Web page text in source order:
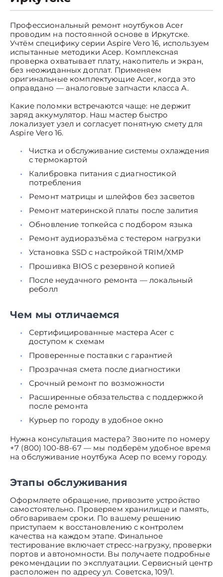
Профессиональный ремонт ноутбуков Acer
проводим на постоянной основе в Иркутске.
Учтём специфику серии Aspire Vero 16, используем
испытанные методики Асер. Комплексная
проверка охватывает плату, накопитель и экран,
без неожиданных доплат. Применяем
оригинальные комплектующие Acer, когда это
оправдано — аналоговые запчасти класса A.
Какие поломки встречаются чаще: не держит
заряд аккумулятор. Наш мастер быстро
локализует узел и согласует понятную смету для
Aspire Vero 16.
Чистка и обслуживание системы охлаждения
с термокартой
Калибровка питания с диагностикой
потребления
Ремонт матрицы и шлейфов без засветов
Ремонт материнской платы после залития
Обновление топкейса с подбором языка
Ремонт аудиоразъёма с тестером нагрузки
Установка SSD с настройкой TRIM/XMP
Прошивка BIOS с резервной копией
После неудачного ремонта — локальный
реболл
Чем мы отличаемся
Сертифицированные мастера Acer с
доступом к схемам
Проверенные поставки с гарантией
Прозрачная смета после диагностики
Срочный ремонт по возможности
Расширенные обязательства с поддержкой
после ремонта
Курьер по городу в удобное окно
Нужна консультация мастера? Звоните по номеру
+7 (800) 100-88-67 — мы подберём удобное время
на обслуживание ноутбука Асер по всему городу.
Этапы обслуживания
Оформляете обращение, привозите устройство
самостоятельно. Проверяем хранилище и память,
обговариваем сроки. По вашему решению
приступаем к восстановлению с контролем
качества на каждом этапе. Финальное
тестирование включает стресс-нагрузку, проверки
портов и автономности. Вы получаете подробные
рекомендации по эксплуатации. Сервисный центр
расположен по адресу ул. Советска, 109/1.